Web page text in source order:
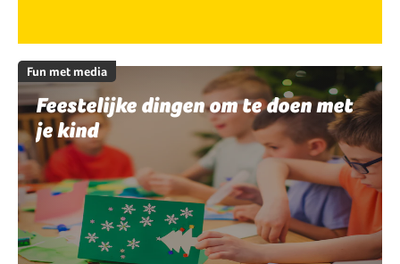
Fun met media
Feestelijke dingen om te doen met
je kind